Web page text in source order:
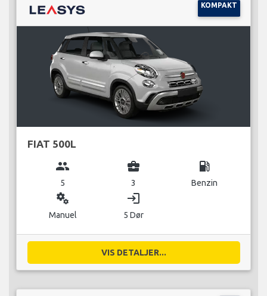
KOMPAKT
FIAT 500L
group
5
business_center
3
local_gas_station
Benzin
miscellaneous_services
Manuel
login
5 Dør
VIS DETALJER...